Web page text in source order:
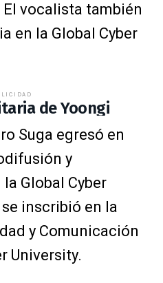
vocalista también
en la Global Cyber
de Yoongi
Suga egresó en
y
Global Cyber
inscribió en la
y Comunicación
University.